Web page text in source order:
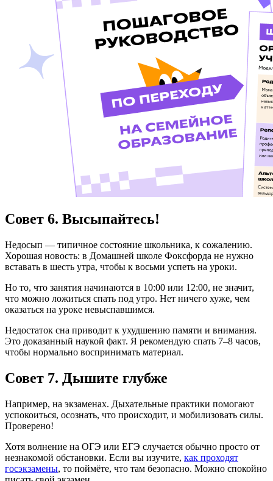
Совет 6. Высыпайтесь!
Недосып — типичное состояние школьника, к сожалению.
Хорошая новость: в Домашней школе Фоксфорда не нужно
вставать в шесть утра, чтобы к восьми успеть на уроки.
Но то, что занятия начинаются в 10:00 или 12:00, не значит,
что можно ложиться спать под утро. Нет ничего хуже, чем
оказаться на уроке невыспавшимся.
Недостаток сна приводит к ухудшению памяти и внимания.
Это доказанный наукой факт. Я рекомендую спать 7–8 часов,
чтобы нормально воспринимать материал.
Совет 7. Дышите глубже
Например, на экзаменах. Дыхательные практики помогают
успокоиться, осознать, что происходит, и мобилизовать силы.
Проверено!
Хотя волнение на ОГЭ или ЕГЭ случается обычно просто от
незнакомой обстановки. Если вы изучите, как проходят
госэкзамены, то поймёте, что там безопасно. Можно спокойно